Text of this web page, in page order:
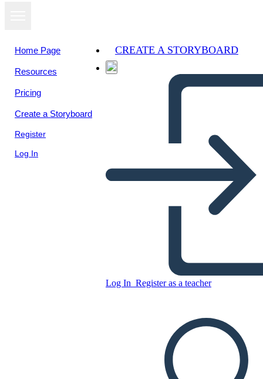
Home Page
Resources
Pricing
Create a Storyboard
Register
Log In
CREATE A STORYBOARD
Log In Register as a teacher
Recorrido académico UNAD
CREATE A STORYBOARD
PLAY SLIDESHOW
READ TO ME
View as
slideshow